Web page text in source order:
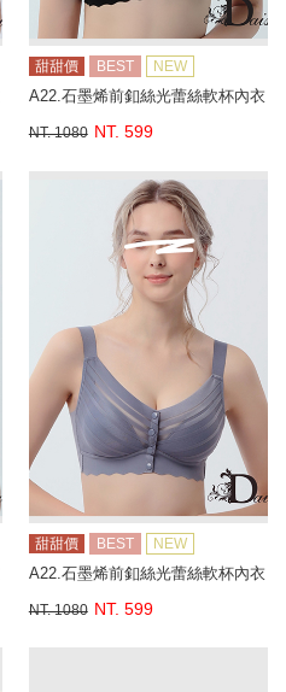
甜甜價 BEST NEW
A22.石墨烯前釦絲光蕾絲軟杯內衣
NT. 1080 NT. 599
甜甜價 BEST NEW
A22.石墨烯前釦絲光蕾絲軟杯內衣
NT. 1080 NT. 599